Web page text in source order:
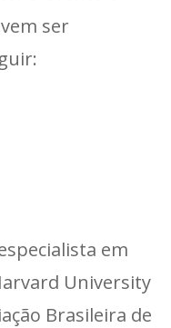
ser
em
University
Brasileira de